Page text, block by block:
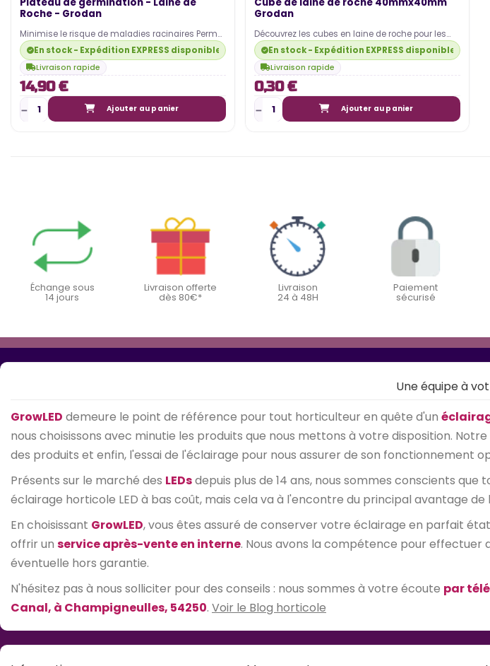
Roche - Grodan
Minimise le risque de maladies racinaires Permet
une répartition uniforme des nutriments…
En stock - Expédition EXPRESS disponible
Livraison rapide
14,90 €
Ajouter au panier
Grodan
Découvrez les cubes en laine de roche pour les
boutures et la germination de vos graines.
En stock - Expédition EXPRESS disponible
Livraison rapide
0,30 €
Ajouter au panier
Échange sous
14 jours
Livraison offerte
dès 80€*
Livraison
24 à 48H
Paiement
sécurisé
Une équipe à
GrowLED demeure le point de référence pour tout horticulteur en quête d'un
nous choisissons avec minutie les produits que nous mettons à votre disposition.
des produits et enfin, l'essai de l'éclairage pour nous assurer de son fonctionnement
Présents sur le marché des LEDsdepuis plus de 14 ans, nous sommes conscients que
éclairage horticole LED à bas coût, mais cela va à l'encontre du principal avantage de
En choisissant GrowLED, vous êtes assuré de conserver votre éclairage en parfait
offrir un service après-vente en interne. Nous avons la compétence pour effectuer
éventuelle hors garantie.
N'hésitez pas à nous solliciter pour des conseils : nous sommes à votre écoute par
Canal, à Champigneulles, 54250. Voir le Blog horticole